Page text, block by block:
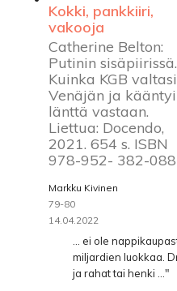
Kokki, pankkiiri,
vakooja
Catherine Belton:
Putinin sisäpiirissä.
Kuinka KGB valtasi
Venäjän ja kääntyi
länttä vastaan.
Liettua: Docendo,
2021. 654 s. ISBN
978-952- 382-
Markku Kivinen
79-80
14.04.2022
... ei ole
miljardien luokkaa.
ja rahat tai henki ..."